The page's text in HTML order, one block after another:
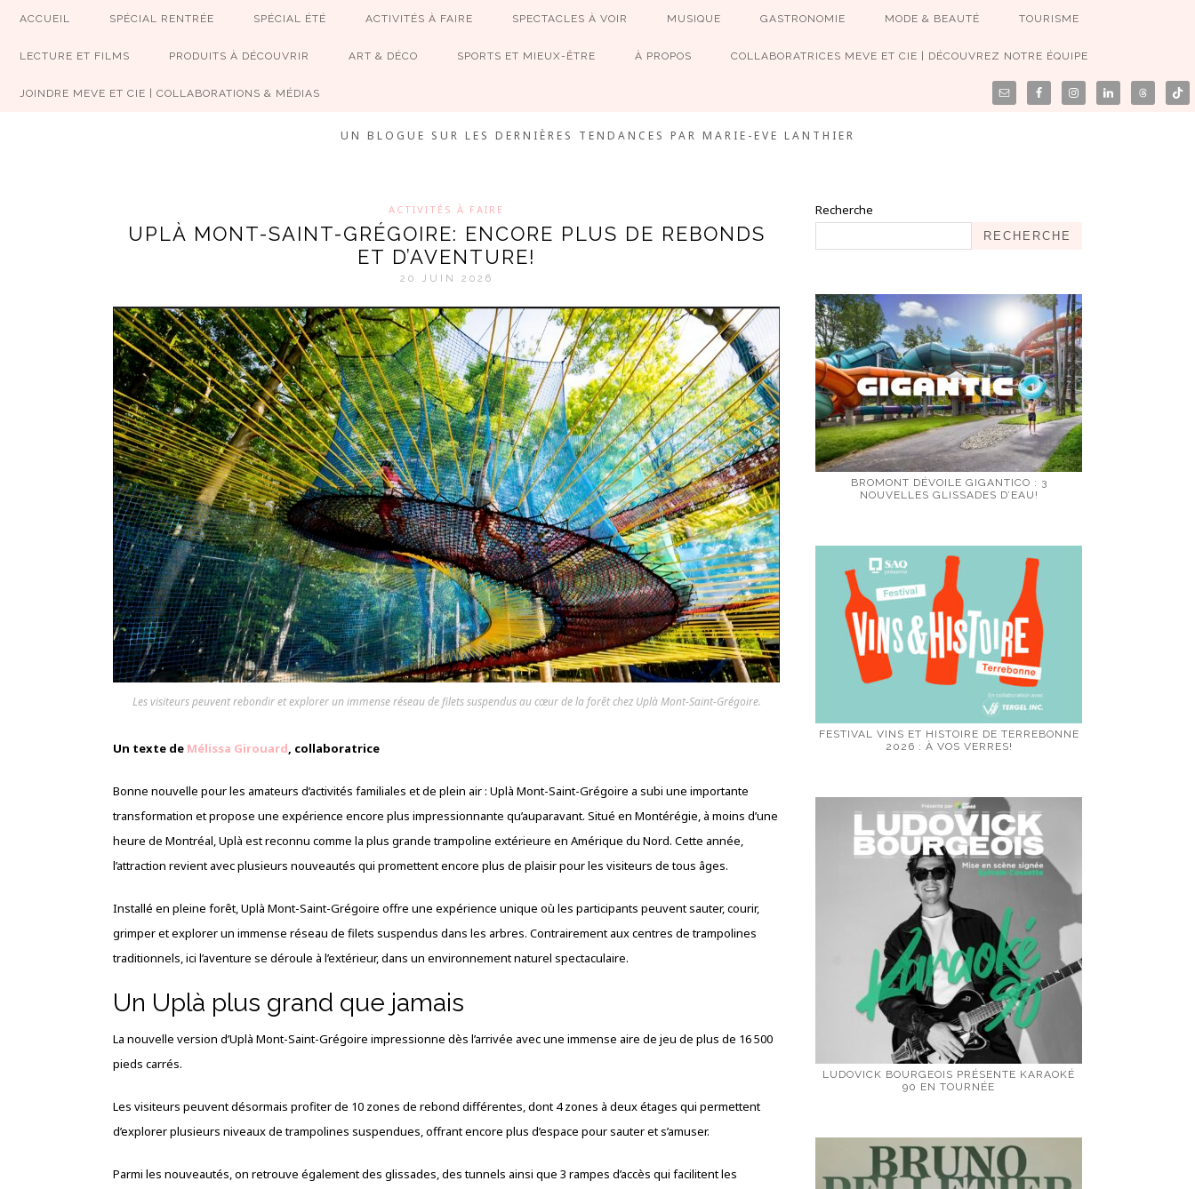
ACCUEIL SPÉCIAL RENTRÉE SPÉCIAL ÉTÉ ACTIVITÉS À FAIRE SPECTACLES À VOIR MUSIQUE GASTRONOMIE MODE & BEAUTÉ TOURISME
LECTURE ET FILMS PRODUITS À DÉCOUVRIR ART & DÉCO SPORTS ET MIEUX-ÊTRE À PROPOS COLLABORATRICES MEVE ET CIE | DÉCOUVREZ NOTRE ÉQUIPE
JOINDRE MEVE ET CIE | COLLABORATIONS & MÉDIAS
UN BLOGUE SUR LES DERNIÈRES TENDANCES PAR MARIE-EVE LANTHIER
ACTIVITÉS À FAIRE
UPLÀ MONT-SAINT-GRÉGOIRE: ENCORE PLUS DE REBONDS
ET D’AVENTURE!
20 JUIN 2026
Les visiteurs peuvent rebondir et explorer un immense réseau de filets suspendus au cœur de la forêt chez Uplà Mont-Saint-Grégoire.
Un texte de Mélissa Girouard , collaboratrice
Bonne nouvelle pour les amateurs d’activités familiales et de plein air : Uplà Mont-Saint-Grégoire a subi une importante
transformation et propose une expérience encore plus impressionnante qu’auparavant. Situé en Montérégie, à moins d’une
heure de Montréal, Uplà est reconnu comme la plus grande trampoline extérieure en Amérique du Nord. Cette année,
l’attraction revient avec plusieurs nouveautés qui promettent encore plus de plaisir pour les visiteurs de tous âges.
Installé en pleine forêt, Uplà Mont-Saint-Grégoire offre une expérience unique où les participants peuvent sauter, courir,
grimper et explorer un immense réseau de filets suspendus dans les arbres. Contrairement aux centres de trampolines
traditionnels, ici l’aventure se déroule à l’extérieur, dans un environnement naturel spectaculaire.
Un Uplà plus grand que jamais
La nouvelle version d’Uplà Mont-Saint-Grégoire impressionne dès l’arrivée avec une immense aire de jeu de plus de 16 500
pieds carrés.
Les visiteurs peuvent désormais profiter de 10 zones de rebond différentes, dont 4 zones à deux étages qui permettent
d’explorer plusieurs niveaux de trampolines suspendues, offrant encore plus d’espace pour sauter et s’amuser.
Parmi les nouveautés, on retrouve également des glissades, des tunnels ainsi que 3 rampes d’accès qui facilitent les
Recherche
RECHERCHE
BROMONT DÉVOILE GIGANTICO : 3
NOUVELLES GLISSADES D’EAU!
FESTIVAL VINS ET HISTOIRE DE TERREBONNE
2026 : À VOS VERRES!
LUDOVICK BOURGEOIS PRÉSENTE KARAOKÉ
90 EN TOURNÉE